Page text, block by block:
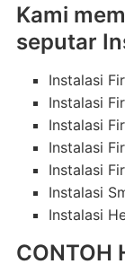
Kami
seputar
Instalasi
Instalasi
Instalasi
Instalasi
Instalasi
Instalasi
Instalasi
CONTOH